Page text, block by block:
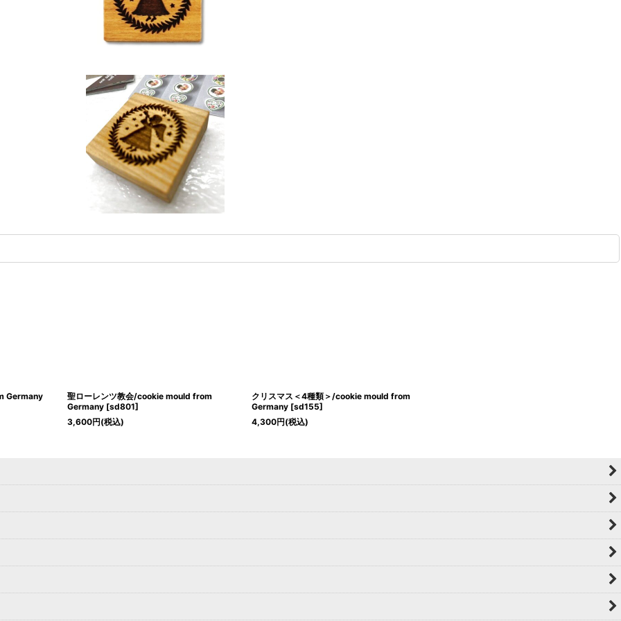
Germany
聖ローレンツ教会/cookie mould from
Germany [sd801]
3,600円(税込)
クリスマス＜4種類＞/cookie mould from
Germany [sd155]
4,300円(税込)